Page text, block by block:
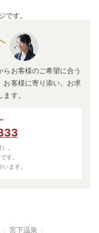
ています。
です。
お客様のご希望に合う
お客様に寄り添い、お求
す。
。
す。
ます。
宮下温泉